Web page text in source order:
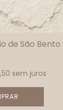
de São Bento
sem juros